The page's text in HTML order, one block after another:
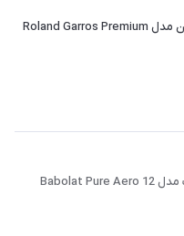
ساک تنیس ویلسون مدل Roland Garros Premium
ساک تنیس بابولات مدل Babolat Pure Aero 12